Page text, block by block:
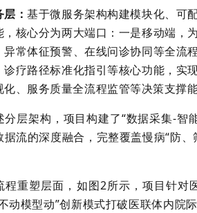
层：基于微服务架构构建模块化、可
，核心分为两大端口：一是移动端，
异常体征预警、在线问诊协同等全流
诊疗路径标准化指引等核心功能，实
、服务质量全流程监管等决策支撑能
分层架构，项目构建了“数据采集‑智
据流的深度融合，完整覆盖慢病“防
程重塑层面，如图2所示，项目针对
动模型动”创新模式打破医联体内院